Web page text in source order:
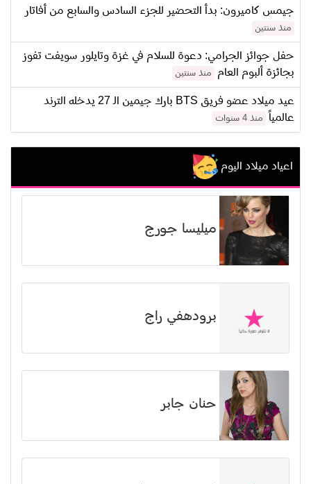
جيمس كاميرون: بدأ التحضير للجزء السادس والسابع من أفاتار
منذ سنتين
حفل جوائز الجرامي: دعوة للسلام في غزة وتايلور سويفت تفوز
بجائزة ألبوم العام
منذ سنتين
عيد ميلاد عضو فريق BTS بارك جيمين الـ 27 يدخله الترند
عالمياً
منذ 4 سنوات
اعياد ميلاد اليوم
ميليسا جورج
برودهفي راج
حنان جابر